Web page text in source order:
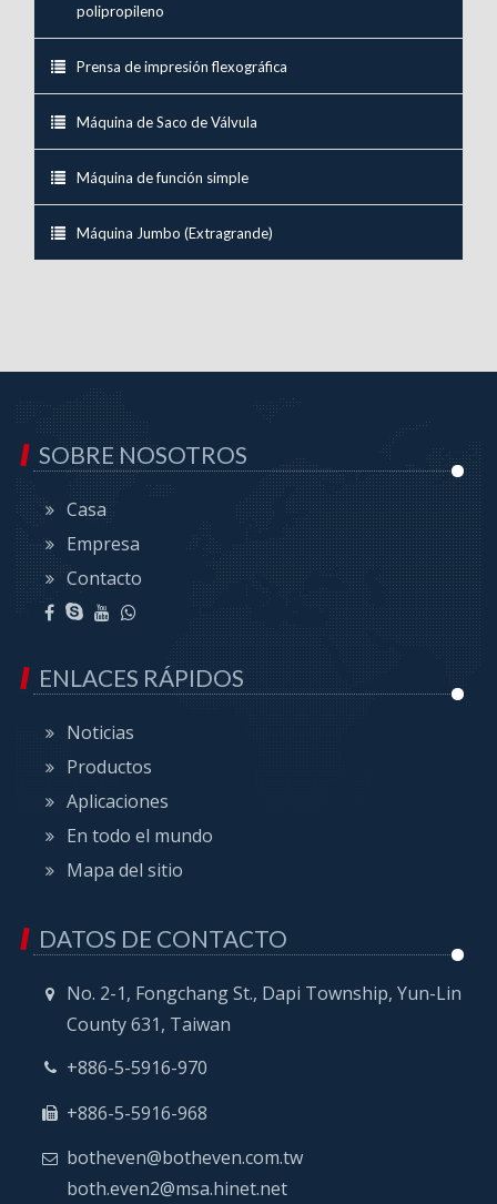
polipropileno
Prensa de impresión flexográfica
Máquina de Saco de Válvula
Máquina de función simple
Máquina Jumbo (Extragrande)
SOBRE NOSOTROS
Casa
Empresa
Contacto
ENLACES RÁPIDOS
Noticias
Productos
Aplicaciones
En todo el mundo
Mapa del sitio
DATOS DE CONTACTO
No. 2-1, Fongchang St., Dapi Township, Yun-Lin
County 631, Taiwan
+886-5-5916-970
+886-5-5916-968
botheven@botheven.com.tw
both.even2@msa.hinet.net